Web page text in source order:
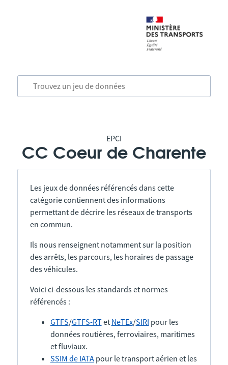
EPCI
CC Coeur de Charente
Les jeux de données référencés dans cette
catégorie contiennent des informations
permettant de décrire les réseaux de transports
en commun.
Ils nous renseignent notamment sur la position
des arrêts, les parcours, les horaires de passage
des véhicules.
Voici ci-dessous les standards et normes
référencés :
GTFS/GTFS-RTet NeTEx/SIRI pour les
données routières, ferroviaires, maritimes
et fluviaux.
SSIM de IATApour le transport aérien et les